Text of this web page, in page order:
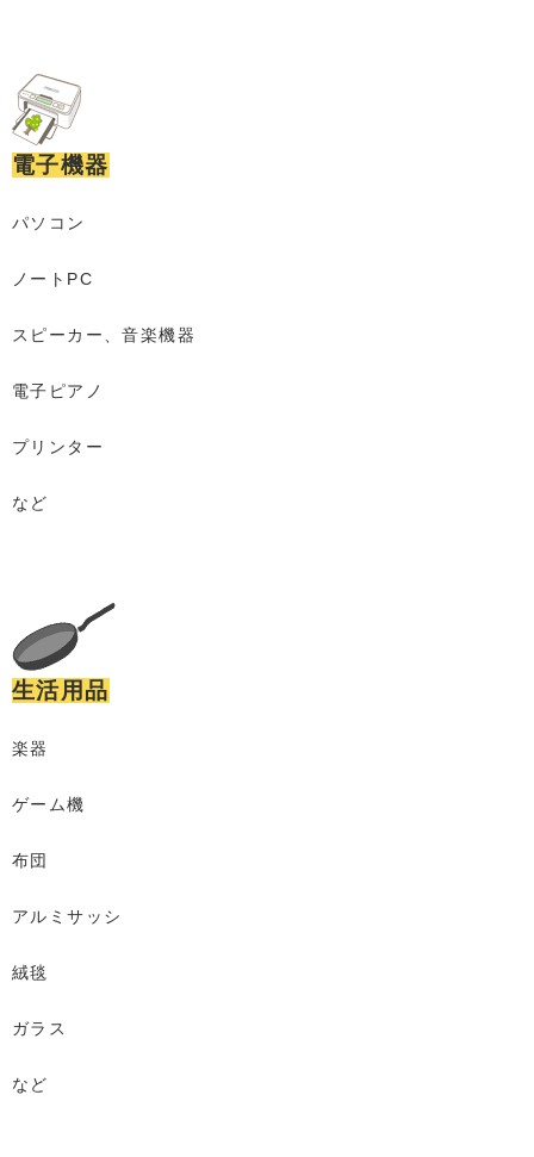
電子機器
パソコン
ノートPC
スピーカー、音楽機器
電子ピアノ
プリンター
など
生活用品
楽器
ゲーム機
布団
アルミサッシ
絨毯
ガラス
など